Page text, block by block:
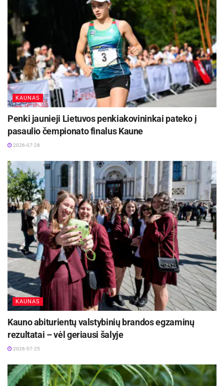
apygardos prokuratūros Kauno apylinkės
prokuratūros 3-ojo skyriaus prokurorai.
Šaltinis: Kauno apskr. VPK
KAUNAS
Penki jaunieji Lietuvos penkiakovininkai pateko į
pasaulio čempionato finalus Kaune
2026-07-28
KAUNAS
Kauno abiturientų valstybinių brandos egzaminų
rezultatai – vėl geriausi šalyje
2026-07-25